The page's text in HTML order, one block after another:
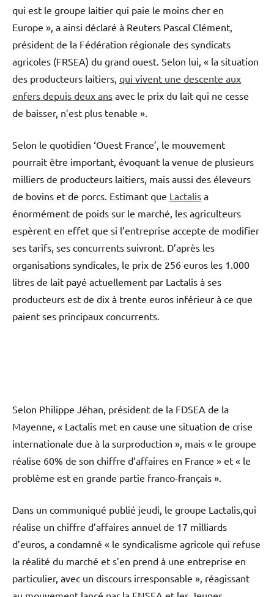
qui est le groupe laitier qui paie le moins cher en
Europe », a ainsi déclaré à Reuters Pascal Clément,
président de la Fédération régionale des syndicats
agricoles (FRSEA) du grand ouest. Selon lui, « la situation
des producteurs laitiers, qui vivent une descente aux
enfers depuis deux ans avec le prix du lait qui ne cesse
de baisser, n’est plus tenable ».
Selon le quotidien ‘Ouest France’, le mouvement
pourrait être important, évoquant la venue de plusieurs
milliers de producteurs laitiers, mais aussi des éleveurs
de bovins et de porcs. Estimant que Lactalis a
énormément de poids sur le marché, les agriculteurs
espèrent en effet que si l’entreprise accepte de modifier
ses tarifs, ses concurrents suivront. D’après les
organisations syndicales, le prix de 256 euros les 1.000
litres de lait payé actuellement par Lactalis à ses
producteurs est de dix à trente euros inférieur à ce que
paient ses principaux concurrents.
Selon Philippe Jéhan, président de la FDSEA de la
Mayenne, « Lactalis met en cause une situation de crise
internationale due à la surproduction », mais « le groupe
réalise 60% de son chiffre d’affaires en France » et « le
problème est en grande partie franco-français ».
Dans un communiqué publié jeudi, le groupe Lactalis,qui
réalise un chiffre d’affaires annuel de 17 milliards
d’euros, a condamné « le syndicalisme agricole qui refuse
la réalité du marché et s’en prend à une entreprise en
particulier, avec un discours irresponsable », réagissant